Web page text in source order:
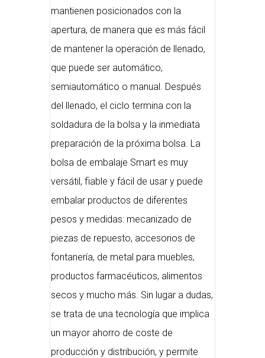
mantienen posicionados con la
apertura, de manera que es más fácil
de mantener la operación de llenado,
que puede ser automático,
semiautomático o manual. Después
del llenado, el ciclo termina con la
soldadura de la bolsa y la inmediata
preparación de la próxima bolsa. La
bolsa de embalaje Smart es muy
versátil, fiable y fácil de usar y puede
embalar productos de diferentes
pesos y medidas: mecanizado de
piezas de repuesto, accesorios de
fontanería, de metal para muebles,
productos farmacéuticos, alimentos
secos y mucho más. Sin lugar a dudas,
se trata de una tecnología que implica
un mayor ahorro de coste de
producción y distribución, y permite